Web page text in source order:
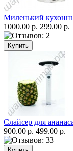
Миленький
1000.00 р. 299.00 р.
Слайсер для
900.00 р. 499.00 р.